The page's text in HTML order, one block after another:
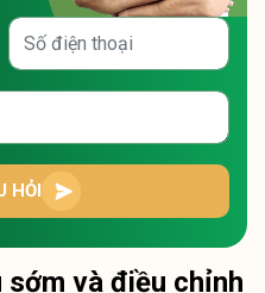
HỎI
sớm và điều chỉnh